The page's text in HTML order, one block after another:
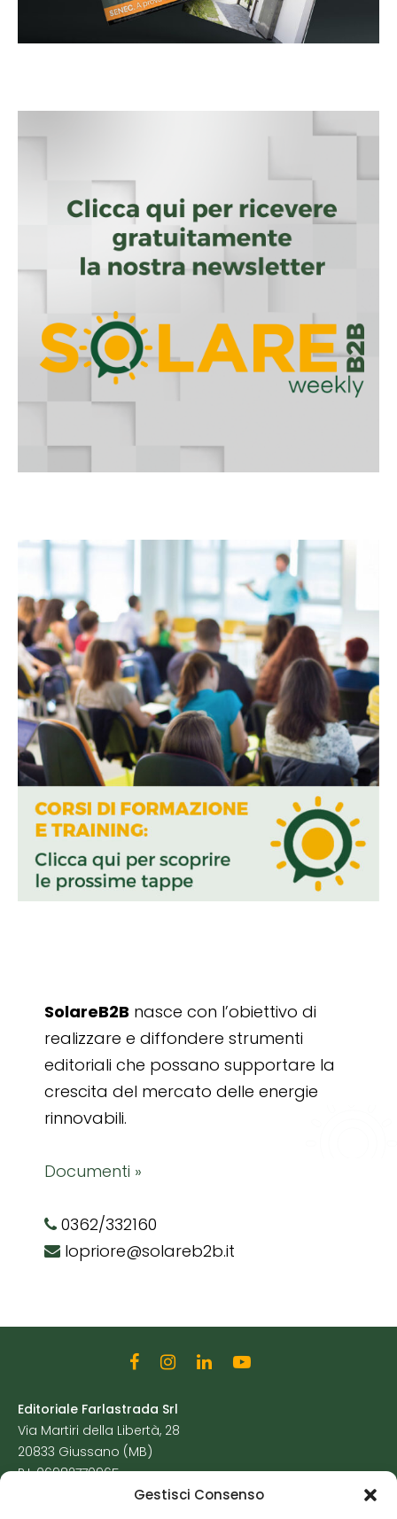
Gestisci Consenso
SolareB2B nasce con l’obiettivo di
realizzare e diffondere strumenti
editoriali che possano supportare la
crescita del mercato delle energie
rinnovabili.
Documenti »
0362/332160
lopriore@solareb2b.it
Editoriale Farlastrada Srl
Via Martiri della Libertà, 28
20833 Giussano (MB)
P.I. 06982770965